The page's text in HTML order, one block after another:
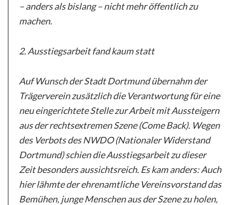
– anders als bislang – nicht mehr öffentlich zu
machen.
2. Ausstiegsarbeit fand kaum statt
Auf Wunsch der Stadt Dortmund übernahm der
Trägerverein zusätzlich die Verantwortung für eine
neu eingerichtete Stelle zur Arbeit mit Aussteigern
aus der rechtsextremen Szene (Come Back). Wegen
des Verbots des NWDO (Nationaler Widerstand
Dortmund) schien die Ausstiegsarbeit zu dieser
Zeit besonders aussichtsreich. Es kam anders: Auch
hier lähmte der ehrenamtliche Vereinsvorstand das
Bemühen, junge Menschen aus der Szene zu holen,